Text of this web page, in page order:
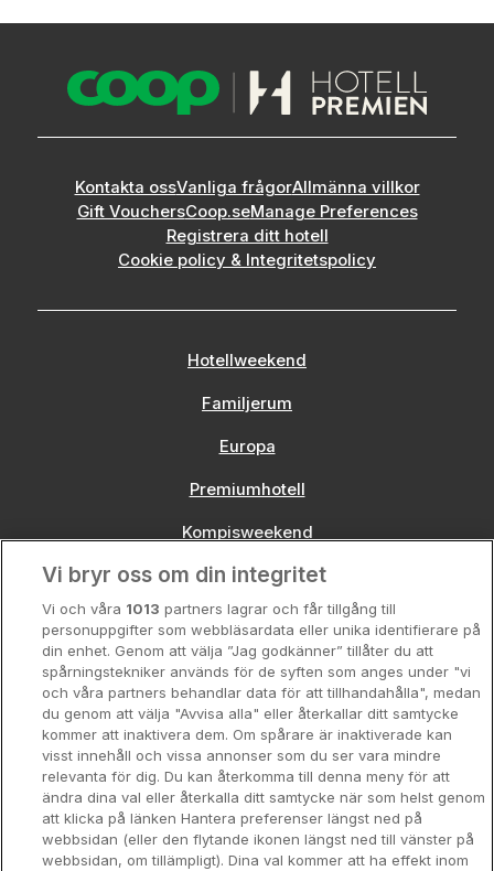
Kontakta ossVanliga frågorAllmänna villkor
Gift VouchersCoop.seManage Preferences
Registrera ditt hotell
Cookie policy & Integritetspolicy
Hotellweekend
Familjerum
Europa
Premiumhotell
Kompisweekend
Storstadsweekend
Hotellrum under 995 kr
Spahotell
Sydsverige
Om Hotellpremien
Nya hotell
Stadsweekend
Vi bryr oss om din integritet
Vi och våra 1013 partners lagrar och får tillgång till
personuppgifter som webbläsardata eller unika identifierare på
din enhet. Genom att välja ”Jag godkänner” tillåter du att
spårningstekniker används för de syften som anges under "vi
och våra partners behandlar data för att tillhandahålla", medan
du genom att välja "Avvisa alla" eller återkallar ditt samtycke
kommer att inaktivera dem. Om spårare är inaktiverade kan
visst innehåll och vissa annonser som du ser vara mindre
relevanta för dig. Du kan återkomma till denna meny för att
ändra dina val eller återkalla ditt samtycke när som helst genom
att klicka på länken Hantera preferenser längst ned på
webbsidan (eller den flytande ikonen längst ned till vänster på
webbsidan, om tillämpligt). Dina val kommer att ha effekt inom